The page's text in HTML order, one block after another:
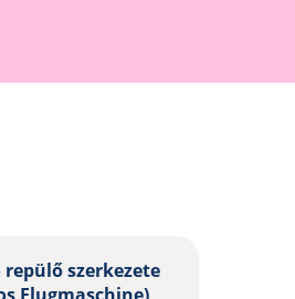
repülő szerkezete